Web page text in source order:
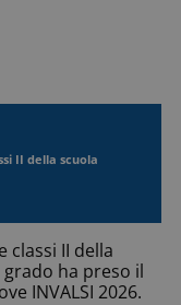
II della scuola
classi II della
ha preso il
INVALSI 2026.